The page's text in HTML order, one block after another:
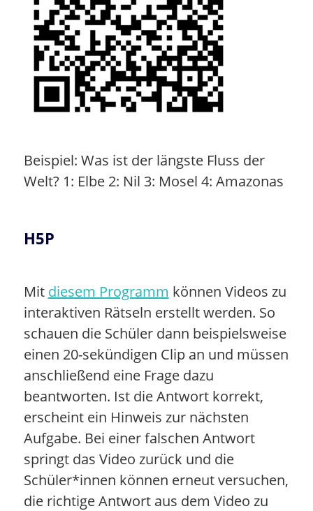
Beispiel: Was ist der längste Fluss der
Welt? 1: Elbe 2: Nil 3: Mosel 4: Amazonas
H5P
Mit diesem Programm können Videos zu
interaktiven Rätseln erstellt werden. So
schauen die Schüler dann beispielsweise
einen 20-sekündigen Clip an und müssen
anschließend eine Frage dazu
beantworten. Ist die Antwort korrekt,
erscheint ein Hinweis zur nächsten
Aufgabe. Bei einer falschen Antwort
springt das Video zurück und die
Schüler*innen können erneut versuchen,
die richtige Antwort aus dem Video zu